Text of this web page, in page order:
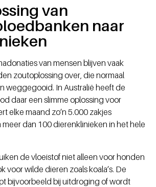
van
naar
van mensen blijven vaak
zoutoplossing over, die normaal
weggegooid. In Australië heeft de
daar een slimme oplossing voor
elke maand zo’n 5.000 zakjes
dan 100 dierenklinieken in het hele
de vloeistof niet alleen voor honden
voor wilde dieren zoals koala’s. De
bijvoorbeeld bij uitdroging of wordt